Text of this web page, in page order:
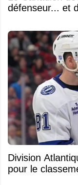
défenseur... et
Division
pour le